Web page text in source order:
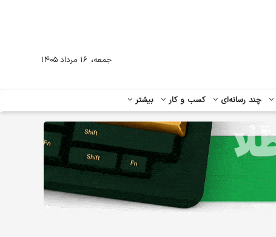
چند رسانه‌ای کسب و کار بیشتر
جمعه، ۱۶ مرداد ۱۴۰۵